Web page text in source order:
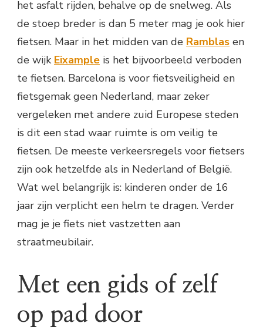
het asfalt rijden, behalve op de snelweg. Als
de stoep breder is dan 5 meter mag je ook hier
fietsen. Maar in het midden van de Ramblas en
de wijk Eixample is het bijvoorbeeld verboden
te fietsen. Barcelona is voor fietsveiligheid en
fietsgemak geen Nederland, maar zeker
vergeleken met andere zuid Europese steden
is dit een stad waar ruimte is om veilig te
fietsen. De meeste verkeersregels voor fietsers
zijn ook hetzelfde als in Nederland of België.
Wat wel belangrijk is: kinderen onder de 16
jaar zijn verplicht een helm te dragen. Verder
mag je je fiets niet vastzetten aan
straatmeubilair.
Met een gids of zelf
op pad door